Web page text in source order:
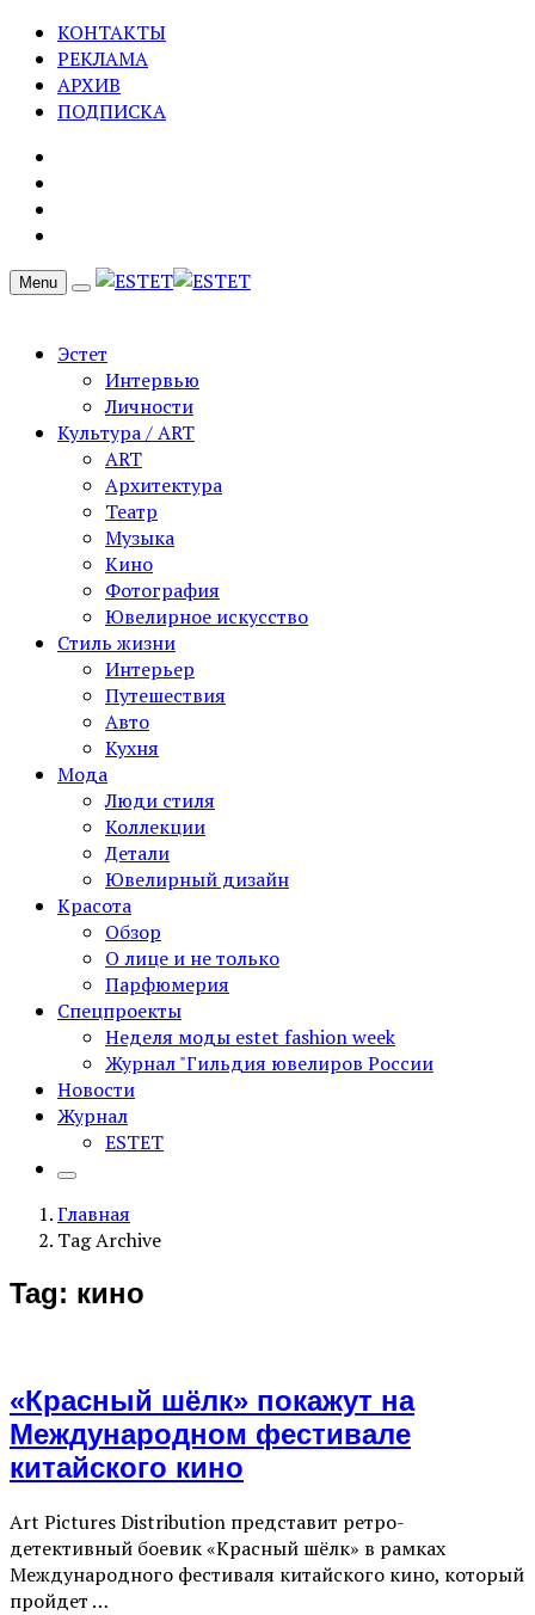
КОНТАКТЫ
РЕКЛАМА
АРХИВ
ПОДПИСКА
Menu
Эстет
Интервью
Личности
Культура / ART
ART
Архитектура
Театр
Музыка
Кино
Фотография
Ювелирное искусство
Стиль жизни
Интерьер
Путешествия
Авто
Кухня
Мода
Люди стиля
Коллекции
Детали
Ювелирный дизайн
Красота
Обзор
О лице и не только
Парфюмерия
Спецпроекты
Неделя моды estet fashion week
Журнал "Гильдия ювелиров России
Новости
Журнал
ESTET
Главная
Tag Archive
Tag: кино
«Красный шёлк» покажут на
Международном фестивале
китайского кино
Art Pictures Distribution представит ретро-
детективный боевик «Красный шёлк» в рамках
Международного фестиваля китайского кино, который
пройдет …